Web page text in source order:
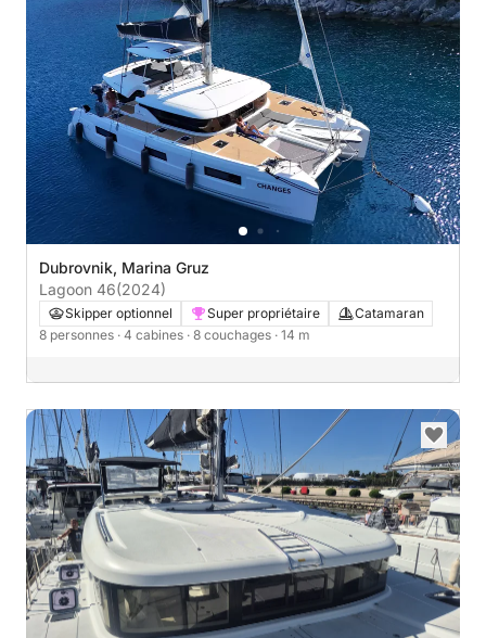
Dubrovnik, Marina Gruz
Lagoon 46(2024)
Skipper optionnel Super propriétaire
Catamaran
8 personnes · 4 cabines · 8 couchages · 14 m